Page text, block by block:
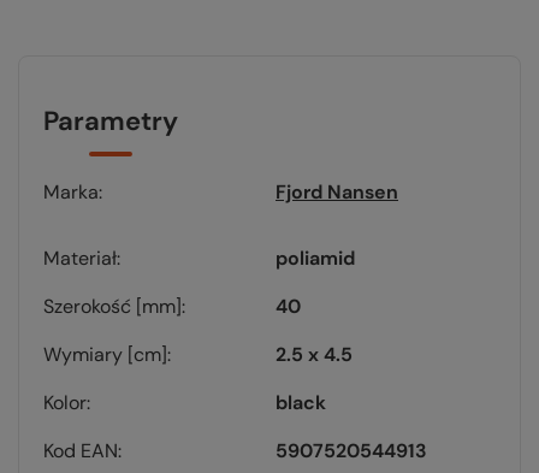
Parametry
Marka Fjord Nansen
Materiał
poliamid
Szerokość [mm]
40
Wymiary [cm]
2.5 x 4.5
Kolor
black
Kod EAN
5907520544913